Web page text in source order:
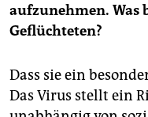
aufzunehmen. Was
Geflüchteten?
Dass sie ein
Das Virus stellt ein